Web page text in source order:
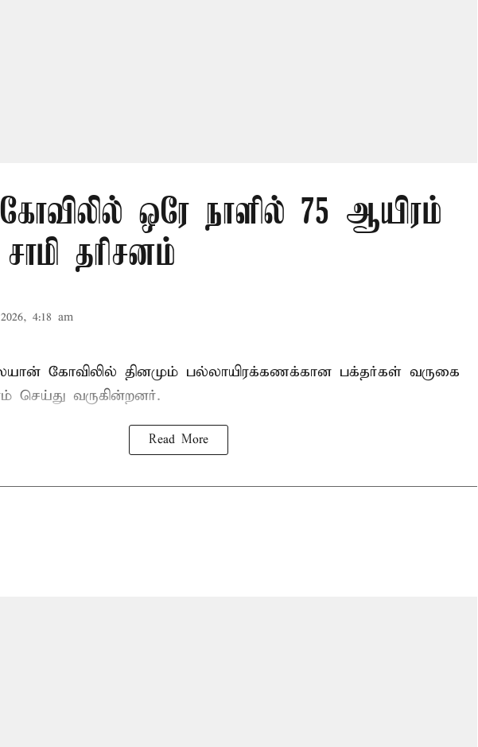
கோவிலில் ஒரே நாளில் 75 ஆயிரம்
தரிசனம்
4:18 am
கோவிலில் தினமும் பல்லாயிரக்கணக்கான பக்தர்கள் வருகை
செய்து வருகின்றனர்.
Read More